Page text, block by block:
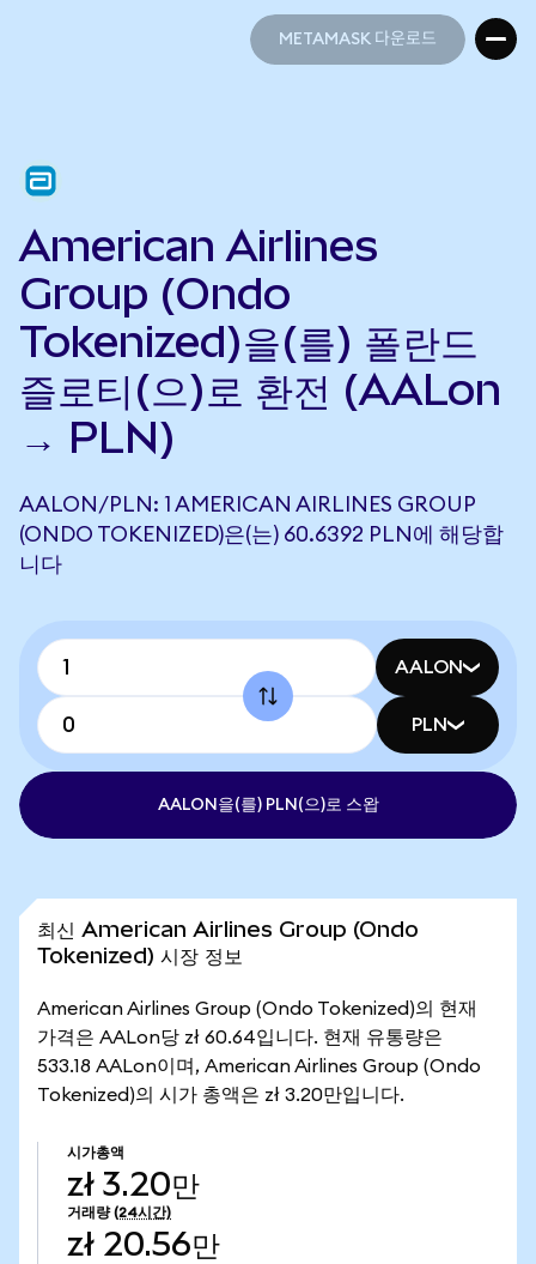
METAMASK 다운로드
American Airlines
Group (Ondo
Tokenized)을(를) 폴란드
즐로티(으)로 환전 (AALon
→ PLN)
AALON/PLN: 1 AMERICAN AIRLINES GROUP
(ONDO TOKENIZED)은(는) 60.6392 PLN에 해당합
니다
AALON
PLN
AALON을(를) PLN(으)로 스왑
최신 American Airlines Group (Ondo
Tokenized) 시장 정보
American Airlines Group (Ondo Tokenized)의 현재
가격은 AALon당 zł 60.64입니다. 현재 유통량은
533.18 AALon이며, American Airlines Group (Ondo
Tokenized)의 시가 총액은 zł 3.20만입니다.
시가총액
zł 3.20만
거래량 (24시간)
zł 20.56만